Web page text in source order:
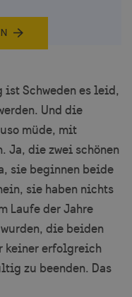
ist Schweden es leid,
Und die
müde, mit
Ja, die zwei schönen
sie beginnen beide
sie haben nichts
Laufe der Jahre
die beiden
keiner erfolgreich
zu beenden. Das